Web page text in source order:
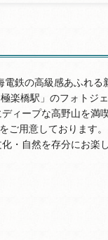
鉄の高級感あふれ
楽橋駅」のフォトジ
ィープな高野山を満
ご用意しております。
・自然を存分にお楽